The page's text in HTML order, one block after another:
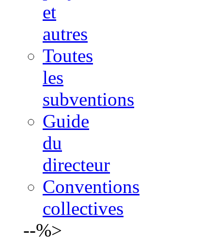
et
autres
Toutes
les
subventions
Guide
du
directeur
Conventions
collectives
--%>